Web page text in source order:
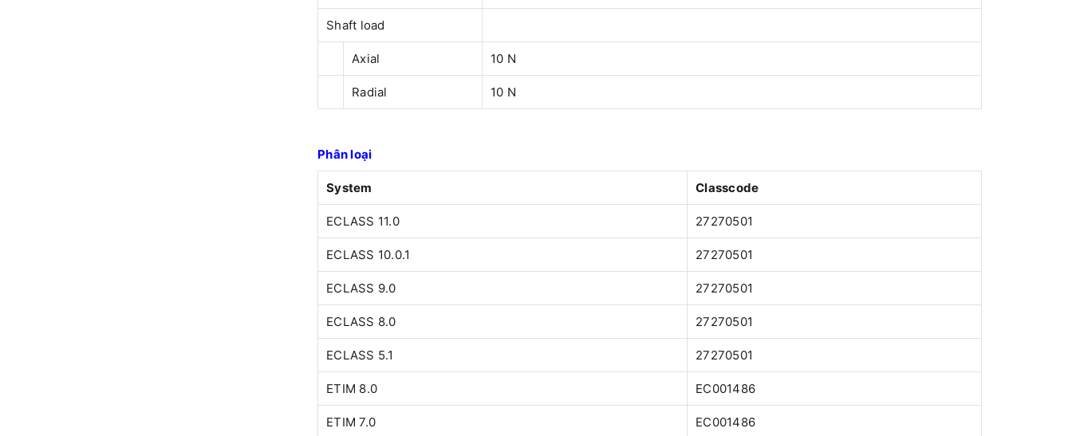
Shaft load
Axial 10 N
Radial 10 N
Phân loại
System Classcode
ECLASS 11.0 27270501
ECLASS 10.0.1 27270501
ECLASS 9.0 27270501
ECLASS 8.0 27270501
ECLASS 5.1 27270501
ETIM 8.0 EC001486
ETIM 7.0 EC001486